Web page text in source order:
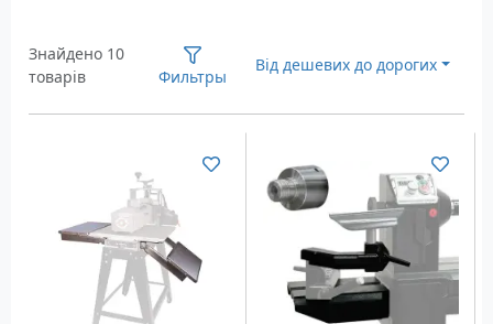
Знайдено 10
товарів
Фильтры
Від дешевих до дорогих